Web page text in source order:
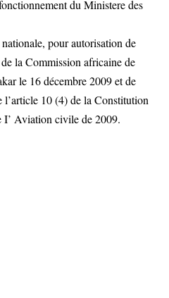
du Ministere des
pour autorisation de
la Commission africaine de
le 16 décembre 2009 et de
l’article 10 (4) de la Constitution
I’ Aviation civile de 2009.